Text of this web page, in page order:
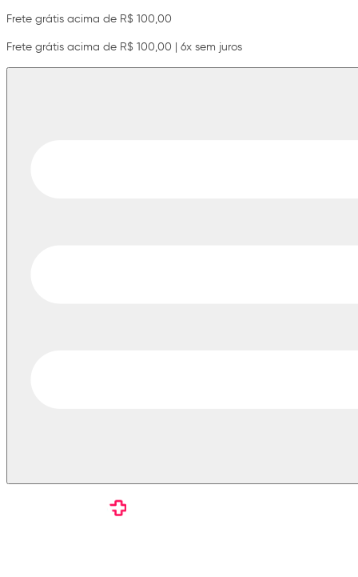
Frete grátis acima de R$ 100,00
Frete grátis acima de R$ 100,00 | 6x sem juros